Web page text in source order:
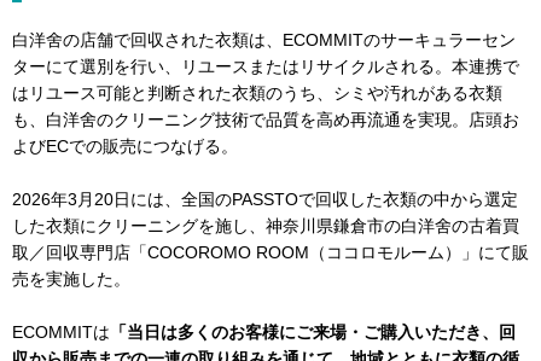
白洋舍の店舗で回収された衣類は、ECOMMITのサーキュラーセン
ターにて選別を行い、リユースまたはリサイクルされる。本連携で
はリユース可能と判断された衣類のうち、シミや汚れがある衣類
も、白洋舍のクリーニング技術で品質を高め再流通を実現。店頭お
よびECでの販売につなげる。
2026年3月20日には、全国のPASSTOで回収した衣類の中から選定
した衣類にクリーニングを施し、神奈川県鎌倉市の白洋舍の古着買
取／回収専門店「COCOROMO ROOM（ココロモルーム）」にて販
売を実施した。
ECOMMITは 「当日は多くのお客様にご来場・ご購入いただき、回